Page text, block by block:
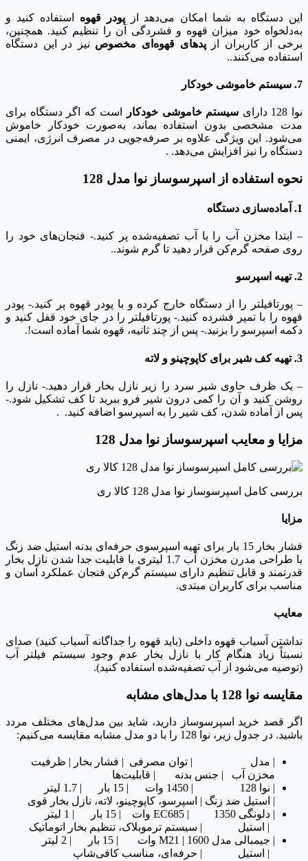
این دستگاه به شما امکان می‌دهد ازپودر قهوه استفاده کنید و
به‌دلخواه خود میزان قهوه و فشردگی آن را تنظیم کنید. همچنین،
برخی از کاربران ازپدهای قهوه‌ای مخصوص نیز در این دستگاه
استفاده می‌کنند..
7. سیستم خاموشی خودکار
نوا 128 دارای سیستم خاموشی خودکار
است که اگر دستگاه برای
مدت مشخصی بدون استفاده بماند، به‌صورت خودکار خاموش
می‌شود. این ویژگی علاوه بر صرفه‌جویی در مصرف انرژی، ایمنی
دستگاه را نیز افزایش می‌دهد. .
نحوه استفاده از اسپرسوساز نوا مدل 128
1. آماده‌سازی دستگاه
– ابتدا مخزن آب را با آب تصفیه‌شده پر کنید.- فنجان‌های خود را
روی صفحه گرم‌کن قرار دهید تا گرم شوند..
2. تهیه اسپرسو
– پورتافیلتر را از دستگاه خارج کرده و با پودر قهوه پر کنید.- پودر
قهوه را با تمپر فشرده کنید.- پورتافیلتر را در جای خود قفل کنید و
دکمه اسپرسو را بزنید.- پس از چند ثانیه، قهوه شما آماده است!.
3. تهیه کف شیر برای کاپوچینو و لاته
– یک ظرف حاوی شیر سرد را زیر نازل بخار قرار دهید.- نازل را
روشن کنید و آن را کمی درون شیر فرو ببرید تا کف تشکیل شود.-
پس از آماده شدن، کف شیر را به اسپرسو اضافه کنید. .
مزایا و معایب اسپرسوساز نوا مدل 128
بررسی کامل اسپرسوساز نوا مدل 128 کالا ری
مزایا
فشار بخار 15 بار برای تهیه اسپرسوی حرفه‌ای بدنه استیل ضد زنگ
با طراحی مدرن مخزن آب 1.7 لیتری با قابلیت جدا شدن نازل بخار
قدرتمند و قابل تنظیم دارای سیستم گرم‌کن فنجان عملکرد آسان و
مناسب برای کاربران مبتدی.
معایب
نداشتن آسیاب قهوه داخلی (باید قهوه را جداگانه آسیاب کنید) صدای
نسبتاً زیاد هنگام کار با نازل بخار عدم وجود سیستم فیلتر آب
(توصیه می‌شود از آب تصفیه‌شده استفاده کنید).
مقایسه نوا 128 با مدل‌های مشابه
اگر قصد خرید اسپرسوساز دارید، شاید بین مدل‌های مختلف مردد
باشید. در جدول زیر، نوا 128 را با دو مدل مشابه مقایسه می‌کنیم:
| مدل | توان مصرفی | فشار بخار | ظرفیت
مخزن آب | جنس بدنه | قابلیت‌ها
| نوا 128 | 1450 وات | 15 بار | 1.7 لیتر
| استیل ضد زنگ | اسپرسو، کاپوچینو، لاته، نازل بخار قوی
| دلونگی EC685 | 1350 وات | 15 بار | 1 لیتر
| استیل | سیستم ترموبلاک، تنظیم بخار اتوماتیک
| جیمبالی مدل M21 | 1600 وات | 15 بار | 2 لیتر
| استیل | حرفه‌ای، مناسب کافی‌شاپ